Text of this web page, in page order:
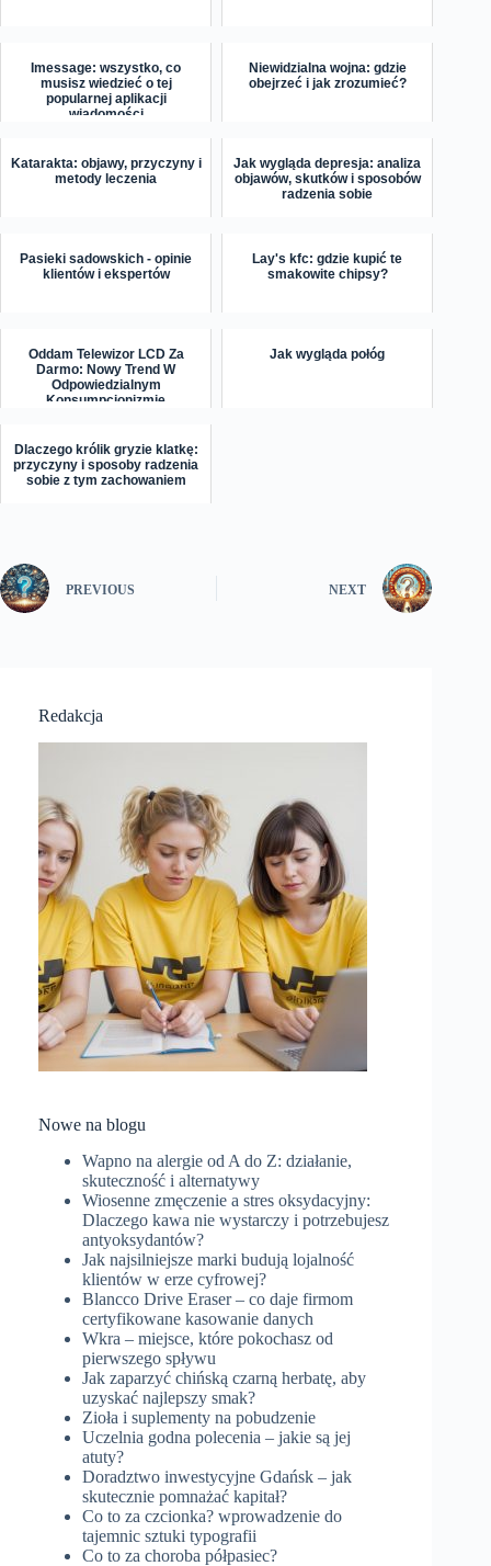
Imessage: wszystko, co
musisz wiedzieć o tej
popularnej aplikacji
wiadomości
Niewidzialna wojna: gdzie
obejrzeć i jak zrozumieć?
Katarakta: objawy, przyczyny i
metody leczenia
Jak wygląda depresja: analiza
objawów, skutków i sposobów
radzenia sobie
Pasieki sadowskich - opinie
klientów i ekspertów
Lay's kfc: gdzie kupić te
smakowite chipsy?
Oddam Telewizor LCD Za
Darmo: Nowy Trend W
Odpowiedzialnym
Konsumpcjonizmie
Jak wygląda połóg
Dlaczego królik gryzie klatkę:
przyczyny i sposoby radzenia
sobie z tym zachowaniem
PREVIOUS NEXT
Redakcja
Nowe na blogu
Wapno na alergie od A do Z: działanie,
skuteczność i alternatywy
Wiosenne zmęczenie a stres oksydacyjny:
Dlaczego kawa nie wystarczy i potrzebujesz
antyoksydantów?
Jak najsilniejsze marki budują lojalność
klientów w erze cyfrowej?
Blancco Drive Eraser – co daje firmom
certyfikowane kasowanie danych
Wkra – miejsce, które pokochasz od
pierwszego spływu
Jak zaparzyć chińską czarną herbatę, aby
uzyskać najlepszy smak?
Zioła i suplementy na pobudzenie
Uczelnia godna polecenia – jakie są jej
atuty?
Doradztwo inwestycyjne Gdańsk – jak
skutecznie pomnażać kapitał?
Co to za czcionka? wprowadzenie do
tajemnic sztuki typografii
Co to za choroba półpasiec?